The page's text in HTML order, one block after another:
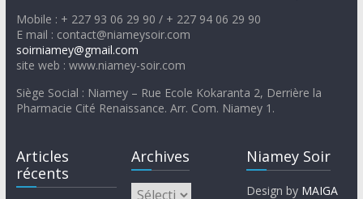
Mobile : + 227 93 06 29 90 / + 227 94 06 29 90
E mail : contact@niameysoir.com
soirniamey@gmail.com
site web : www.niamey-soir.com
Siège Social : Niamey – Rue Ecole Kokaranta 2, Derrière la
Pharmacie Cité Renaissance. Arr. Com. Niamey 1.
Articles
récents
Archives Niamey Soir
Design by MAIGA